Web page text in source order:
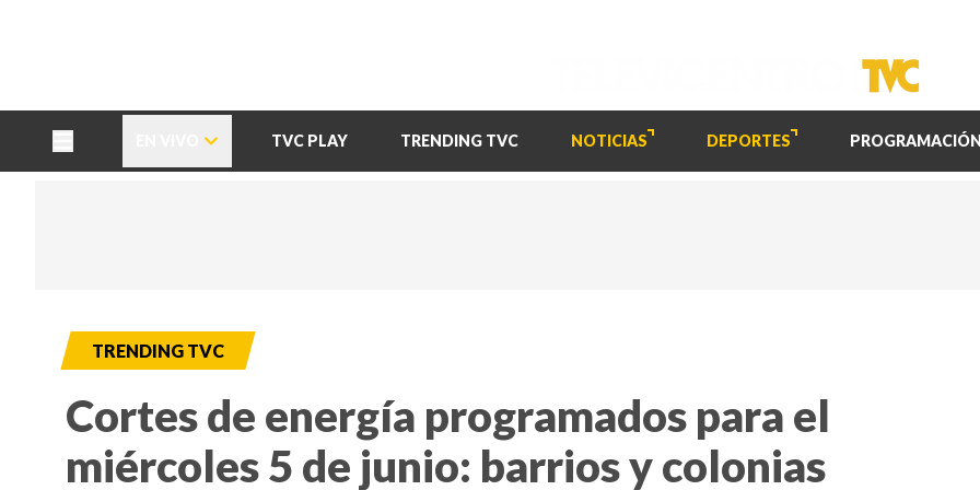
TVC PLAY TRENDING TVC NOTICIAS DEPORTES PROGRAMACIÓN
TRENDING TVC
Cortes de energía programados para el
miércoles 5 de junio: barrios y colonias